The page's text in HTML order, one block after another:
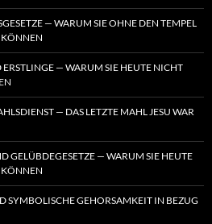
— WARUM SIE OHNE DEN TEMPEL
— WARUM SIE HEUTE NICHT
— DAS LETZTE MAHL JESU WAR
GELÜBDEGESETZE — WARUM SIE HEUTE
SYMBOLISCHE GEHORSAMKEIT IN BEZUG